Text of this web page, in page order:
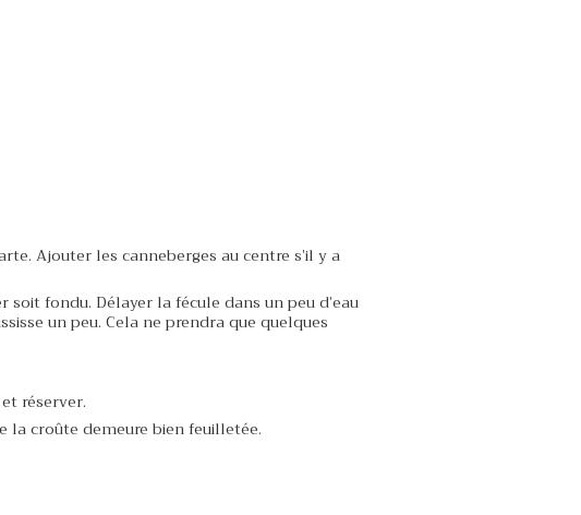
Ajouter les canneberges au centre s’il y a
fondu. Délayer la fécule dans un peu d’eau
un peu. Cela ne prendra que quelques
réserver.
la croûte demeure bien feuilletée.